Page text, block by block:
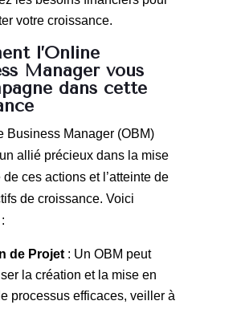
votre croissance.
l’Online
Manager vous
dans cette
Business Manager (OBM)
allié précieux dans la mise
ces actions et l’atteinte de
de croissance. Voici
de Projet: Un OBM peut
la création et la mise en
processus efficaces, veiller à